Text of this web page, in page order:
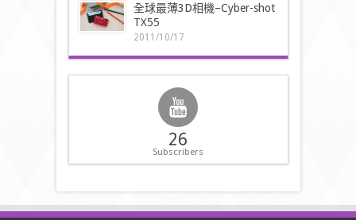
全球最薄3D相機–Cyber-shot
TX55
2011/10/17
26
Subscribers